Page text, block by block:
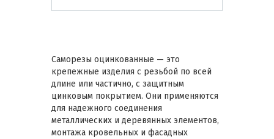
Саморезы оцинкованные — это
крепежные изделия с резьбой по всей
длине или частично, с защитным
цинковым покрытием. Они применяются
для надежного соединения
металлических и деревянных элементов,
монтажа кровельных и фасадных